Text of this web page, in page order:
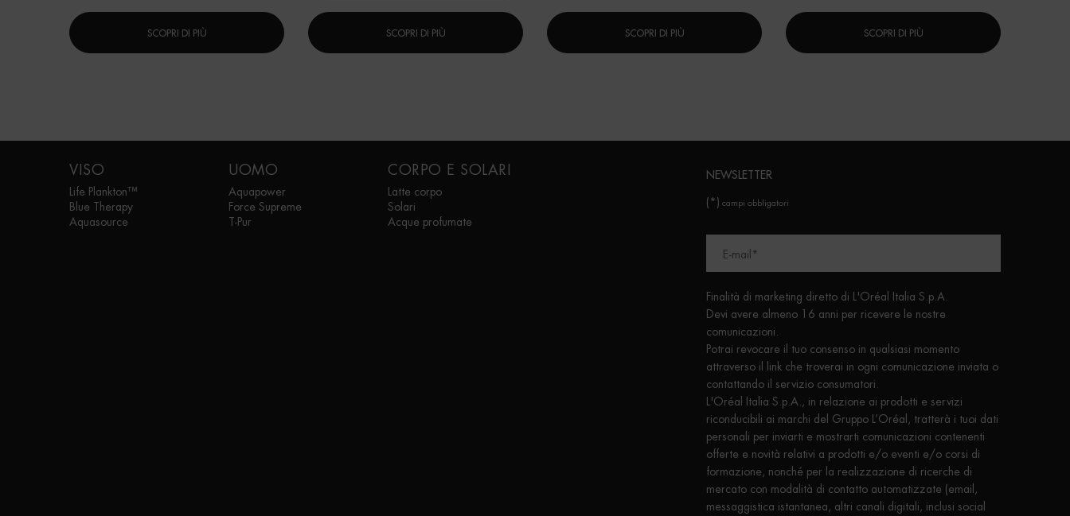
SCOPRI DI PIÙ SCOPRI DI PIÙ SCOPRI DI PIÙ SCOPRI DI PIÙ
VISO
Life Plankton™
Blue Therapy
Aquasource
UOMO
Aquapower
Force Supreme
T-Pur
CORPO E SOLARI
Latte corpo
Solari
Acque profumate
NEWSLETTER
(*) campi obbligatori
E-mail *
Finalità di marketing diretto di L'Oréal Italia S.p.A.
Devi avere almeno 16 anni per ricevere le nostre
comunicazioni.
Potrai revocare il tuo consenso in qualsiasi momento
attraverso il link che troverai in ogni comunicazione inviata o
contattando il servizio consumatori.
L'Oréal Italia S.p.A., in relazione ai prodotti e servizi
riconducibili ai marchi del Gruppo L’Oréal, tratterà i tuoi dati
personali per inviarti e mostrarti comunicazioni contenenti
offerte e novità relativi a prodotti e/o eventi e/o corsi di
formazione, nonché per la realizzazione di ricerche di
mercato con modalità di contatto automatizzate (email,
messaggistica istantanea, altri canali digitali, inclusi social